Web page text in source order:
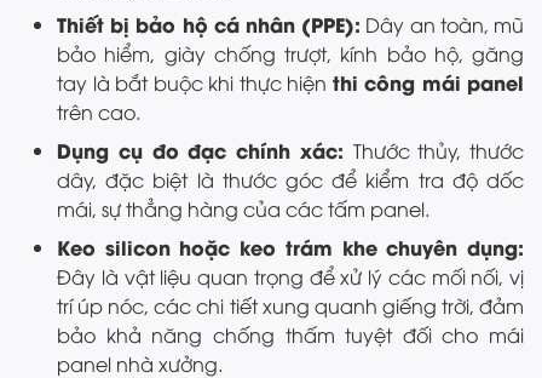
Thiết bị bảo hộ cá nhân (PPE): Dây an toàn, mũ
bảo hiểm, giày chống trượt, kính bảo hộ, găng
tay là bắt buộc khi thực hiện thi công mái panel
trên cao.
Dụng cụ đo đạc chính xác: Thước thủy, thước
dây, đặc biệt là thước góc để kiểm tra độ dốc
mái, sự thẳng hàng của các tấm panel.
Keo silicon hoặc keo trám khe chuyên dụng:
Đây là vật liệu quan trọng để xử lý các mối nối, vị
trí úp nóc, các chi tiết xung quanh giếng trời, đảm
bảo khả năng chống thấm tuyệt đối cho mái
panel nhà xưởng.